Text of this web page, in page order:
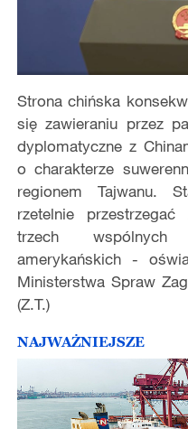
Strona chińska
się zawieraniu przez
dyplomatyczne z
o charakterze
regionem Tajwanu.
rzetelnie
trzech wspólnych
amerykańskich -
Ministerstwa Spraw
(Z.T.)
NAJWAŻNIEJSZE